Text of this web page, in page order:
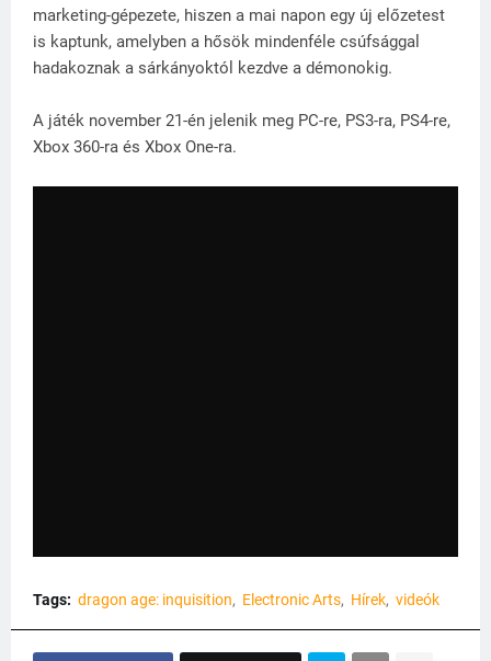
marketing-gépezete, hiszen a mai napon egy új előzetest
is kaptunk, amelyben a hősök mindenféle csúfsággal
hadakoznak a sárkányoktól kezdve a démonokig.
A játék november 21-én jelenik meg PC-re, PS3-ra, PS4-re,
Xbox 360-ra és Xbox One-ra.
Tags: dragon age: inquisition Electronic Arts Hírek videók